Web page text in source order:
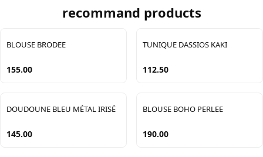
recommand products
BLOUSE BRODEE
155.00
TUNIQUE DASSIOS KAKI
112.50
DOUDOUNE BLEU MÉTAL IRISÉ
145.00
BLOUSE BOHO PERLEE
190.00